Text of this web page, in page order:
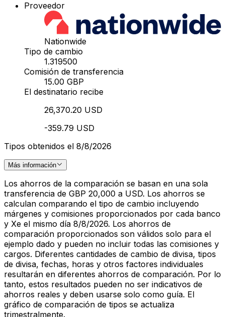
Proveedor
Nationwide
Tipo de cambio
1.319500
Comisión de transferencia
15.00 GBP
El destinatario recibe
26,370.20 USD
-359.79 USD
Tipos obtenidos el 8/8/2026
Más información
Los ahorros de la comparación se basan en una sola
transferencia de GBP 20,000 a USD. Los ahorros se
calculan comparando el tipo de cambio incluyendo
márgenes y comisiones proporcionados por cada banco
y Xe el mismo día 8/8/2026. Los ahorros de
comparación proporcionados son válidos solo para el
ejemplo dado y pueden no incluir todas las comisiones y
cargos. Diferentes cantidades de cambio de divisa, tipos
de divisa, fechas, horas y otros factores individuales
resultarán en diferentes ahorros de comparación. Por lo
tanto, estos resultados pueden no ser indicativos de
ahorros reales y deben usarse solo como guía. El
gráfico de comparación de tipos se actualiza
trimestralmente.